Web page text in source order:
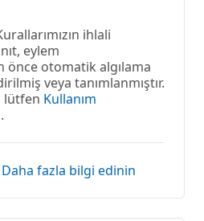
ihlali
eylem
önce otomatik algılama
veya tanımlanmıştır.
lütfen Kullanım
Daha fazla bilgi edinin